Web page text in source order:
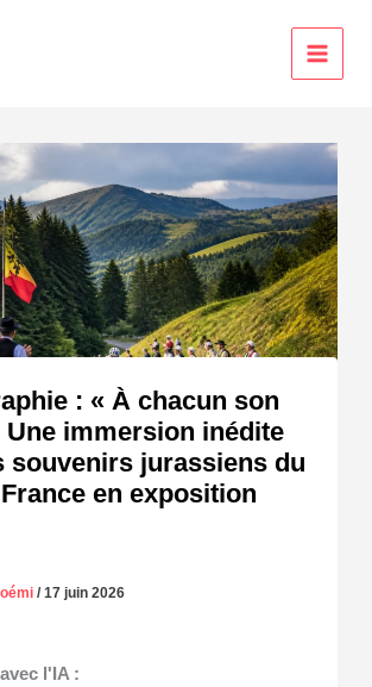
: « À chacun son
Une immersion inédite
souvenirs jurassiens du
en exposition
/17 juin 2026
l'IA :